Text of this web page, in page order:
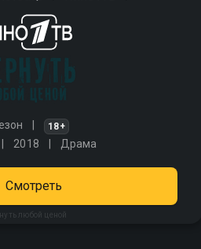
18+
2018 Драма
любой ценой
Смотреть